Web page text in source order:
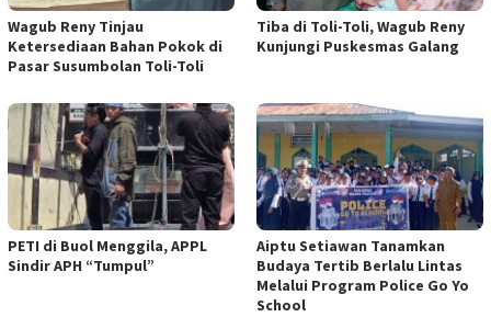
Wagub Reny Tinjau
Ketersediaan Bahan Pokok di
Pasar Susumbolan Toli-Toli
Tiba di Toli-Toli, Wagub Reny
Kunjungi Puskesmas Galang
PETI di Buol Menggila, APPL
Sindir APH “Tumpul”
Aiptu Setiawan Tanamkan
Budaya Tertib Berlalu Lintas
Melalui Program Police Go Yo
School